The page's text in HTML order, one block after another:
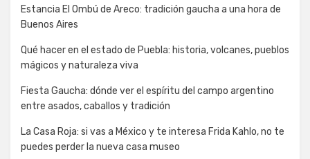
Estancia El Ombú de Areco: tradición gaucha a una hora de
Buenos Aires
Qué hacer en el estado de Puebla: historia, volcanes, pueblos
mágicos y naturaleza viva
Fiesta Gaucha: dónde ver el espíritu del campo argentino
entre asados, caballos y tradición
La Casa Roja: si vas a México y te interesa Frida Kahlo, no te
puedes perder la nueva casa museo